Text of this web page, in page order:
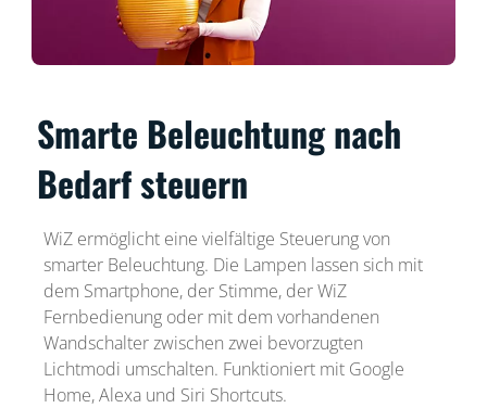
Smarte Beleuchtung nach
Bedarf steuern
WiZ ermöglicht eine vielfältige Steuerung von
smarter Beleuchtung. Die Lampen lassen sich mit
dem Smartphone, der Stimme, der WiZ
Fernbedienung oder mit dem vorhandenen
Wandschalter zwischen zwei bevorzugten
Lichtmodi umschalten. Funktioniert mit Google
Home, Alexa und Siri Shortcuts.